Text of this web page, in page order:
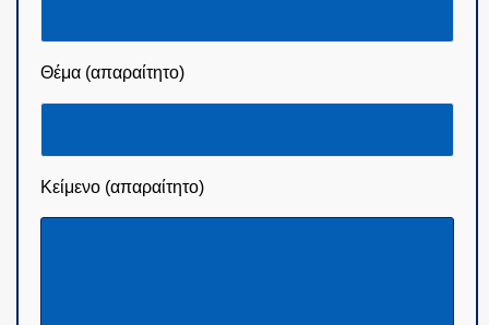
Θέμα (απαραίτητο)
Κείμενο (απαραίτητο)